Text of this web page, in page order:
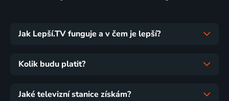
Jak Lepší.TV funguje a v čem je lepší?
Kolik budu platit?
Jaké televizní stanice získám?